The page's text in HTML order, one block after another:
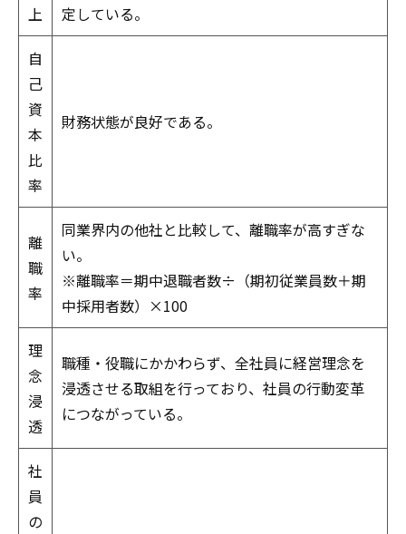
上
定している。
自
己
資
本
比
率
財務状態が良好である。
離
職
率
同業界内の他社と比較して、離職率が高すぎな
い。
※離職率＝期中退職者数÷（期初従業員数＋期
中採用者数）×100
理
念
浸
透
職種・役職にかかわらず、全社員に経営理念を
浸透させる取組を行っており、社員の行動変革
につながっている。
社
員
の